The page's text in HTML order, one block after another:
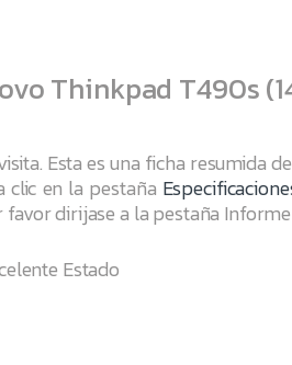
Thinkpad T490s
Esta es una ficha resumida
clic en la pestaña
dirijase a la pestaña
Estado